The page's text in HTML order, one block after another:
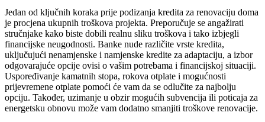
Jedan od ključnih koraka prije podizanja kredita za renovaciju doma
je procjena ukupnih troškova projekta. Preporučuje se angažirati
stručnjake kako biste dobili realnu sliku troškova i tako izbjegli
financijske neugodnosti. Banke nude različite vrste kredita,
uključujući nenamjenske i namjenske kredite za adaptaciju, a izbor
odgovarajuće opcije ovisi o vašim potrebama i financijskoj situaciji.
Uspoređivanje kamatnih stopa, rokova otplate i mogućnosti
prijevremene otplate pomoći će vam da se odlučite za najbolju
opciju. Također, uzimanje u obzir mogućih subvencija ili poticaja za
energetsku obnovu može vam dodatno smanjiti troškove renovacije.